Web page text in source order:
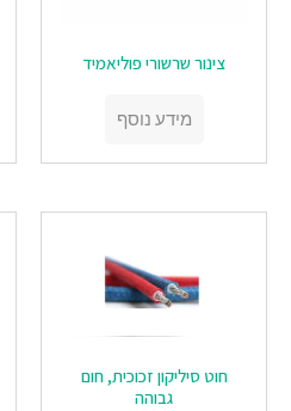
‏‏צינור שרשורי פוליאמיד
מידע נוסף
‏‏חוט סיליקון זכוכית, חום
גבוהה